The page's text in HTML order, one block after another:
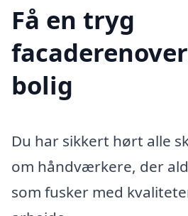
Få en tryg
bolig
Du har sikkert hørt alle
om håndværkere, der
som fusker med